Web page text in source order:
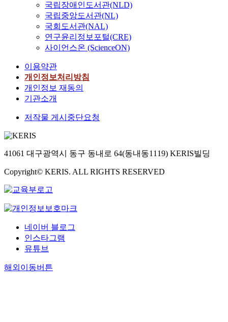
국립장애인도서관(NLD)
국립중앙도서관(NL)
국회도서관(NAL)
연구윤리정보포털(CRE)
사이언스온 (ScienceON)
이용약관
개인정보처리방침
개인정보 재동의
기관소개
저작물 게시중단요청
41061 대구광역시 동구 동내로 64(동내동1119) KERIS빌딩
Copyright© KERIS. ALL RIGHTS RESERVED
네이버 블로그
인스타그램
유튜브
해외이동버튼